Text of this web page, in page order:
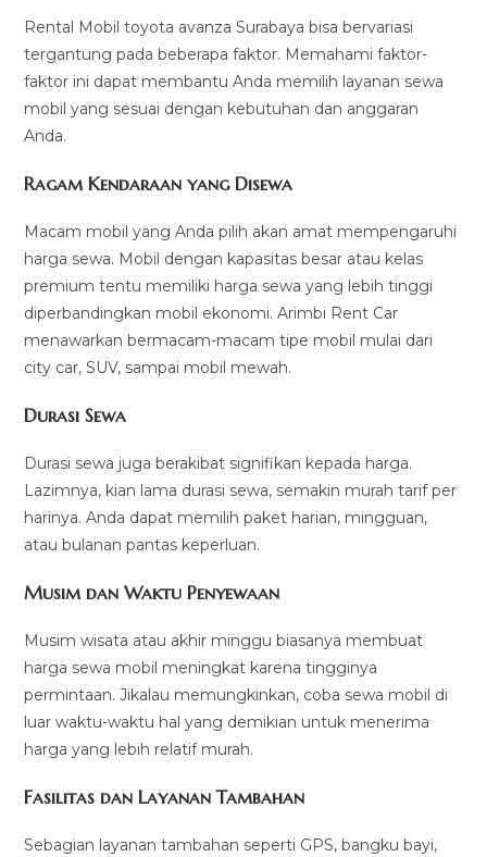
Rental Mobil toyota avanza Surabaya bisa bervariasi
tergantung pada beberapa faktor. Memahami faktor-
faktor ini dapat membantu Anda memilih layanan sewa
mobil yang sesuai dengan kebutuhan dan anggaran
Anda.
Ragam Kendaraan yang Disewa
Macam mobil yang Anda pilih akan amat mempengaruhi
harga sewa. Mobil dengan kapasitas besar atau kelas
premium tentu memiliki harga sewa yang lebih tinggi
diperbandingkan mobil ekonomi. Arimbi Rent Car
menawarkan bermacam-macam tipe mobil mulai dari
city car, SUV, sampai mobil mewah.
Durasi Sewa
Durasi sewa juga berakibat signifikan kepada harga.
Lazimnya, kian lama durasi sewa, semakin murah tarif per
harinya. Anda dapat memilih paket harian, mingguan,
atau bulanan pantas keperluan.
Musim dan Waktu Penyewaan
Musim wisata atau akhir minggu biasanya membuat
harga sewa mobil meningkat karena tingginya
permintaan. Jikalau memungkinkan, coba sewa mobil di
luar waktu-waktu hal yang demikian untuk menerima
harga yang lebih relatif murah.
Fasilitas dan Layanan Tambahan
Sebagian layanan tambahan seperti GPS, bangku bayi,